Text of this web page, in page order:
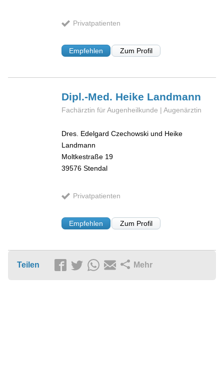
Privatpatienten
Empfehlen Zum Profil
Dipl.-Med. Heike Landmann
Fachärztin für Augenheilkunde | Augenärztin
Dres. Edelgard Czechowski und Heike
Landmann
Moltkestraße 19
39576 Stendal
Privatpatienten
Empfehlen Zum Profil
Teilen Mehr